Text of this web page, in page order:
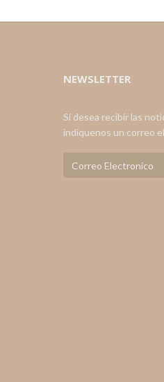
NEWSLETTER
Si desea recibir las
indiquenos un correo